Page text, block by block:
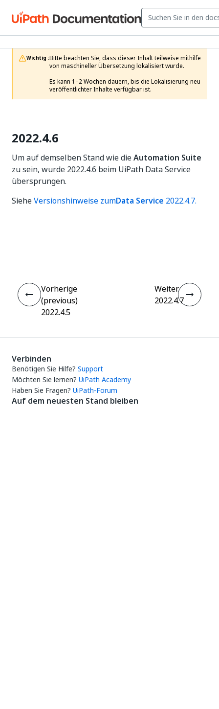
Wichtig :Bitte beachten Sie, dass dieser Inhalt teilweise mithilfe
von maschineller Übersetzung lokalisiert wurde.
Es kann 1–2 Wochen dauern, bis die Lokalisierung neu
veröffentlichter Inhalte verfügbar ist.
2022.4.6
Um auf demselben Stand wie dieAutomation Suite
zu sein, wurde 2022.4.6 beim UiPath Data Service
übersprungen.
SieheVersionshinweise zumData Service 2022.4.7.
Vorherige
(previous)
2022.4.5
Weiter
2022.4.7
Verbinden
Benötigen Sie Hilfe? Support
Möchten Sie lernen? UiPath Academy
Haben Sie Fragen? UiPath-Forum
Auf dem neuesten Stand bleiben